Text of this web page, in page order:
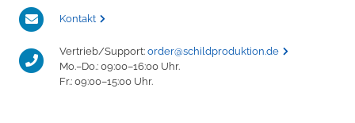
Kontakt
Vertrieb/Support: order@schildproduktion.de
Mo.–Do.: 09:00–16:00 Uhr.
Fr.: 09:00–15:00 Uhr.